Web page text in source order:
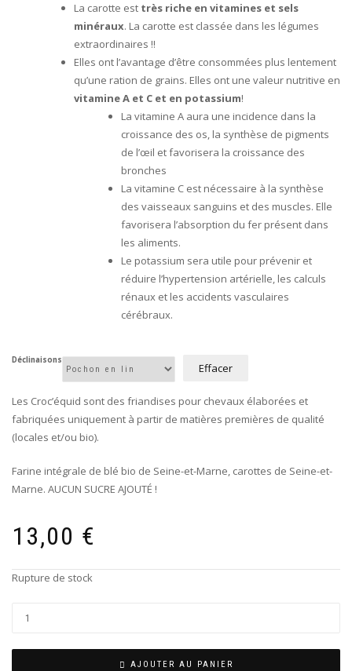
La carotte est très riche en vitamines et sels
minéraux. La carotte est classée dans les légumes
extraordinaires !!
Elles ont l’avantage d’être consommées plus lentement
qu’une ration de grains. Elles ont une valeur nutritive en
vitamine A et C et en potassium!
La vitamine A aura une incidence dans la
croissance des os, la synthèse de pigments
de l’œil et favorisera la croissance des
bronches
La vitamine C est nécessaire à la synthèse
des vaisseaux sanguins et des muscles. Elle
favorisera l’absorption du fer présent dans
les aliments.
Le potassium sera utile pour prévenir et
réduire l’hypertension artérielle, les calculs
rénaux et les accidents vasculaires
cérébraux.
Déclinaisons
Effacer
Les Croc’équid sont des friandises pour chevaux élaborées et
fabriquées uniquement à partir de matières premières de qualité
(locales et/ou bio).
Farine intégrale de blé bio de Seine-et-Marne, carottes de Seine-et-
Marne. AUCUN SUCRE AJOUTÉ !
13,00 €
Rupture de stock
AJOUTER AU PANIER